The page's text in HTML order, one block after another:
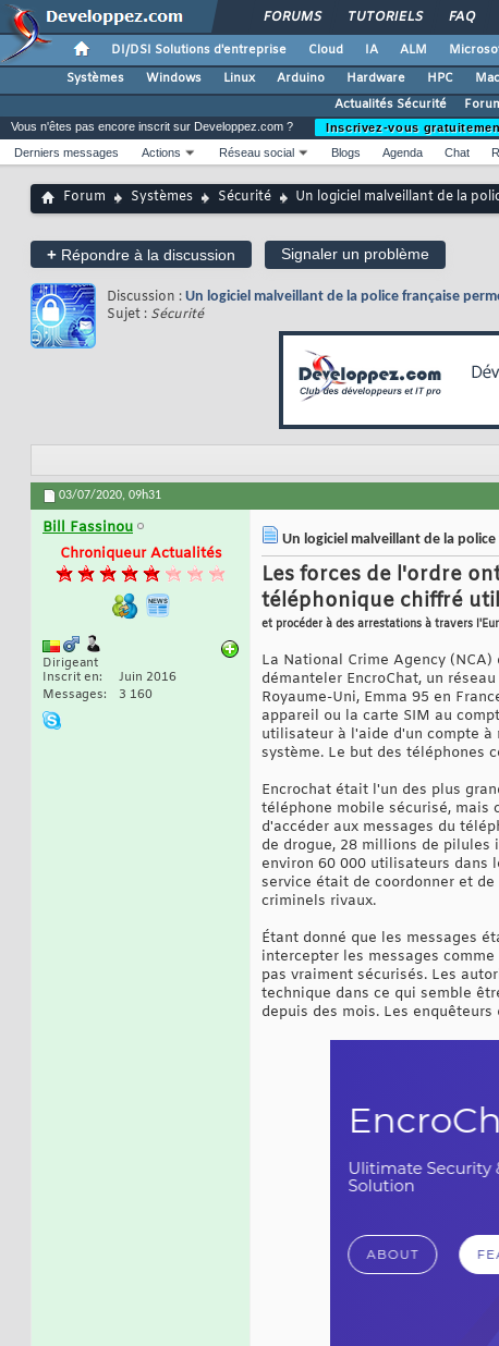
FORUMS TUTORIELS FAQ
DI/DSI Solutions d'entreprise Cloud IA ALM
Systèmes
Windows Linux Arduino Hardware HPC Mac
Actualités Sécurité
Vous n'êtes pas encore inscrit sur Developpez.com ?
Inscrivez-vous
Derniers messages
Actions Réseau social Blogs Agenda Chat
Forum Systèmes Sécurité Un logiciel malveillant de la
+ Répondre à la discussion Signaler un problème
Discussion : Un logiciel malveillant de la police française
Sujet : Sécurité
03/07/2020, 09h31
Bill Fassinou
Chroniqueur Actualités
Dirigeant
Inscrit en
Juin 2016
Messages
3 160
Un logiciel malveillant de la
Les forces de l'ordre
téléphonique chiffré
et procéder à des arrestations à travers
La National Crime Agency
démanteler EncroChat, un
Royaume-Uni, Emma 95 en
appareil ou la carte SIM au
utilisateur à l'aide d'un compte à
système. Le but des téléphones
Encrochat était l'un des plus
téléphone mobile sécurisé,
d'accéder aux messages du
de drogue, 28 millions de
environ 60 000 utilisateurs dans
service était de coordonner et
criminels rivaux.
Étant donné que les messages
intercepter les messages
pas vraiment sécurisés. Les
technique dans ce qui semble
depuis des mois. Les